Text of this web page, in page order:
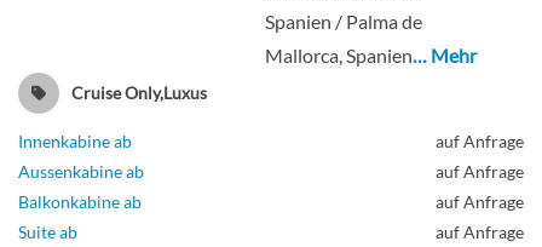
Spanien / Palma de
Mallorca, Spanien… Mehr
Cruise Only,Luxus
Innenkabine ab
auf Anfrage
Aussenkabine ab
auf Anfrage
Balkonkabine ab
auf Anfrage
Suite ab
auf Anfrage